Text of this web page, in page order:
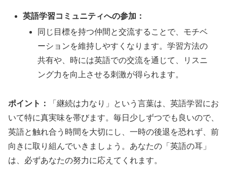
英語学習コミュニティへの参加：
同じ目標を持つ仲間と交流することで、モチベ
ーションを維持しやすくなります。学習方法の
共有や、時には英語での交流を通じて、リスニ
ング力を向上させる刺激が得られます。
ポイント：
「継続は力なり」という言葉は、英語学習にお
いて特に真実味を帯びます。毎日少しずつでも良いので、
英語と触れ合う時間を大切にし、一時の後退を恐れず、前
向きに取り組んでいきましょう。あなたの「英語の耳」
は、必ずあなたの努力に応えてくれます。